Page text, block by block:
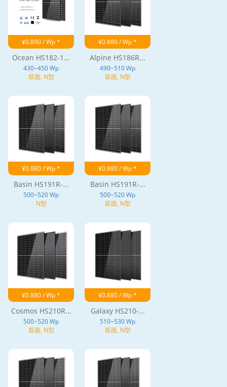
¥0.890 / Wp *
Ocean HS182-1...
430~450 Wp
双面, N型
¥0.880 / Wp *
Alpine HS186R...
490~510 Wp
双面, N型
¥0.880 / Wp *
Basin HS191R-...
500~520 Wp
N型
¥0.880 / Wp *
Basin HS191R-...
500~520 Wp
双面, N型
¥0.880 / Wp *
Cosmos HS210R...
500~520 Wp
双面, N型
¥0.880 / Wp *
Galaxy HS210-...
510~530 Wp
双面, N型